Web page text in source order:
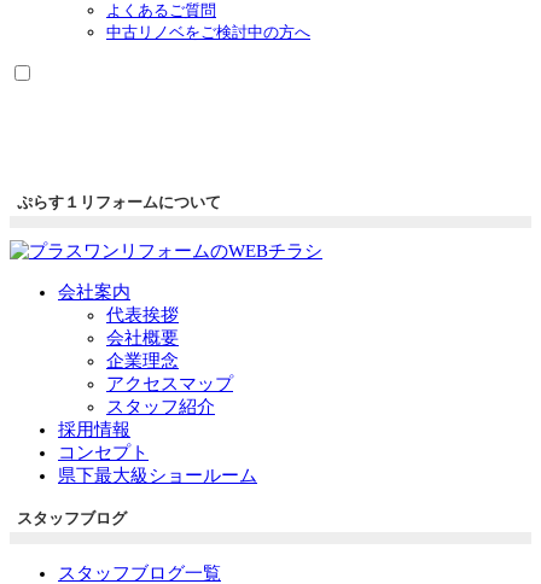
よくあるご質問
中古リノベをご検討中の方へ
ぷらす１リフォームについて
会社案内
代表挨拶
会社概要
企業理念
アクセスマップ
スタッフ紹介
採用情報
コンセプト
県下最大級ショールーム
スタッフブログ
スタッフブログ一覧